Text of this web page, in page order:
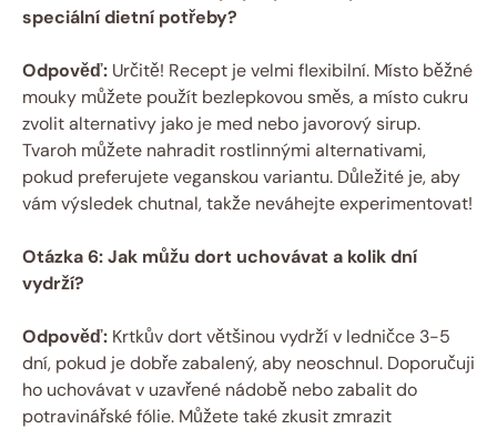
speciální dietní potřeby?
Odpověď: Určitě! Recept je velmi flexibilní. Místo běžné
mouky můžete použít bezlepkovou směs, a místo cukru
zvolit alternativy jako je med nebo javorový sirup.
Tvaroh můžete nahradit rostlinnými alternativami,
pokud preferujete veganskou variantu. Důležité je, aby
vám výsledek chutnal, takže neváhejte experimentovat!
Otázka 6: Jak můžu dort uchovávat a kolik dní
vydrží?
Odpověď: Krtkův dort většinou vydrží v ledničce 3-5
dní, pokud je dobře zabalený, aby neoschnul. Doporučuji
ho uchovávat v uzavřené nádobě nebo zabalit do
potravinářské fólie. Můžete také zkusit zmrazit